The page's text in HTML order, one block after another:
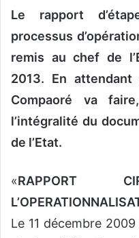
Le rapport
processus
remis au chef de
2013. En
Compaoré va
l’intégralité du
de l’Etat.
«RAPPORT
Le 11 décembre